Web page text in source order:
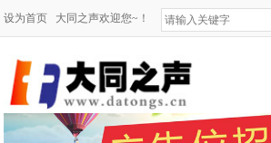
设为首页 大同之声欢迎您~！